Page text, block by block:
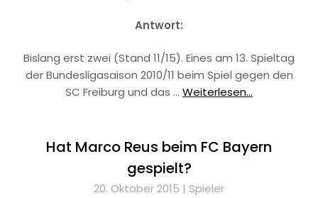
Antwort:
Bislang erst zwei (Stand 11/15). Eines am 13. Spieltag
der Bundesligasaison 2010/11 beim Spiel gegen den
SC Freiburg und das … Weiterlesen...
Hat Marco Reus beim FC Bayern
gespielt?
20. Oktober 2015 | Spieler